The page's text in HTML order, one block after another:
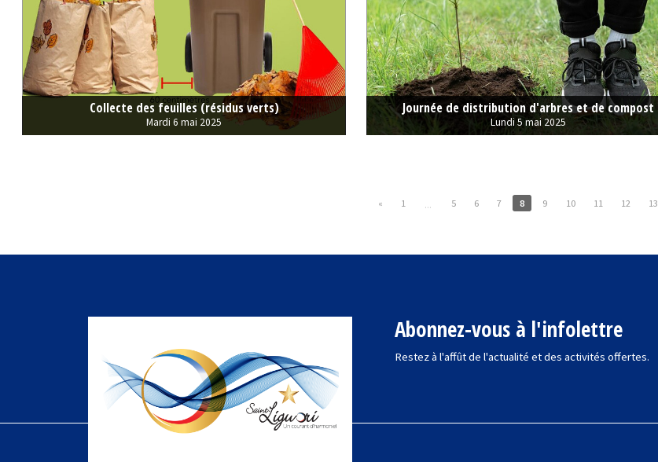
Collecte des feuilles (résidus verts)
Mardi 6 mai 2025
Journée de distribution d'arbres et de compost
Lundi 5 mai 2025
« 1 ... 5 6 7 8 9 10 11 12 13
Abonnez-vous à l'infolettre
Restez à l'affût de l'actualité et des activités offertes.